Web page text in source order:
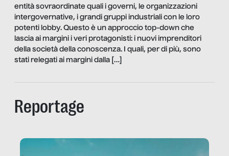
entità sovraordinate quali i governi, le organizzazioni
intergovernative, i grandi gruppi industriali con le loro
potenti lobby. Questo è un approccio top-down che
lascia ai margini i veri protagonisti: i nuovi imprenditori
della società della conoscenza. I quali, per di più, sono
stati relegati ai margini dalla […]
Reportage